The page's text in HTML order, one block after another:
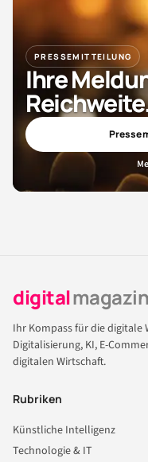
PRESSEMITTEILUNG
Ihre
digitalmagazin
Ihr Kompass für die digitale
Digitalisierung, KI, E-
digitalen Wirtschaft.
Rubriken
Künstliche Intelligenz
Technologie & IT